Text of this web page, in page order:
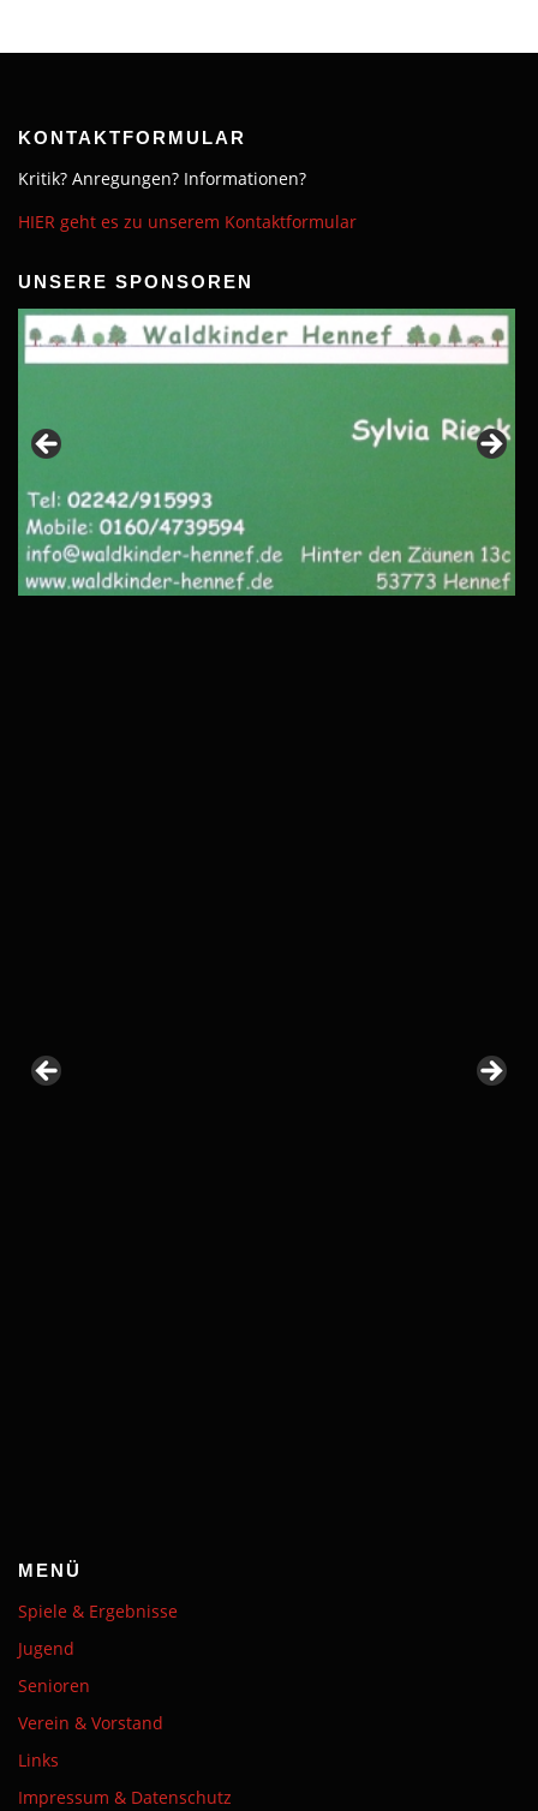
KONTAKTFORMULAR
Kritik? Anregungen? Informationen?
HIER geht es zu unserem Kontaktformular
UNSERE SPONSOREN
MENÜ
Spiele & Ergebnisse
Jugend
Senioren
Verein & Vorstand
Links
Impressum & Datenschutz